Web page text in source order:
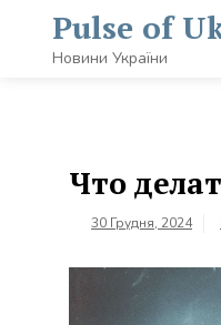
content
Pulse of
Новини України
Что
30 Грудня, 2024